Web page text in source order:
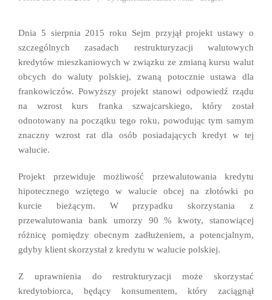
Dnia 5 sierpnia 2015 roku Sejm przyjął projekt ustawy o
szczególnych zasadach restrukturyzacji walutowych
kredytów mieszkaniowych w związku ze zmianą kursu walut
obcych do waluty polskiej, zwaną potocznie ustawa dla
frankowiczów. Powyższy projekt stanowi odpowiedź rządu
na wzrost kurs franka szwajcarskiego, który został
odnotowany na początku tego roku, powodując tym samym
znaczny wzrost rat dla osób posiadających kredyt w tej
walucie.
Projekt przewiduje możliwość przewalutowania kredytu
hipotecznego wziętego w walucie obcej na złotówki po
kurcie bieżącym. W przypadku skorzystania z
przewalutowania bank umorzy 90 % kwoty, stanowiącej
różnicę pomiędzy obecnym zadłużeniem, a potencjalnym,
gdyby klient skorzystał z kredytu w walucie polskiej.
Z uprawnienia do restrukturyzacji może skorzystać
kredytobiorca, będący konsumentem, który zaciągnął